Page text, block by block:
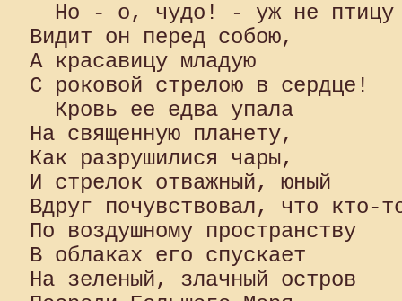
Но - о, чудо! - уж не
Видит он перед собою,
А красавицу младую
С роковой стрелою в сердце!
  Кровь ее едва упала
На священную планету,
Как разрушилися чары,
И стрелок отважный, юный
Вдруг почувствовал, что кто-
По воздушному пространству
В облаках его спускает
На зеленый, злачный остров